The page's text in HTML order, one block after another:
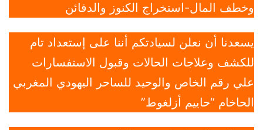
وخطف المال-استخراج الكنوز والدفائن
يسعدنا أن نعلن لسيادتكم أننا على إستعداد تام
للكشف وعلاجات الحالات وقبول الاستفسارات
علي رقم الخاص والوحيد للساحر اليهودي المغربي
الحاخام “حاييم أزلغوط”